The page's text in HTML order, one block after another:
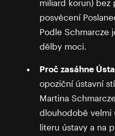
miliard korun) bez
posvěcení
Podle Schmarcze
dělby moci.
Proč zasáhne
opoziční ústavní
Martina
dlouhodobě velmi
literu ústavy a na